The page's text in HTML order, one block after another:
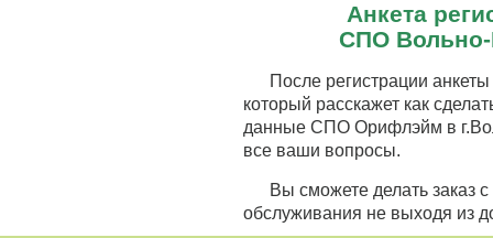
Анкета
СПО Вольно-
После регистрации
который расскажет как
данные СПО Орифлэйм в
все ваши вопросы.
Вы сможете делать заказ
обслуживания не выходя из